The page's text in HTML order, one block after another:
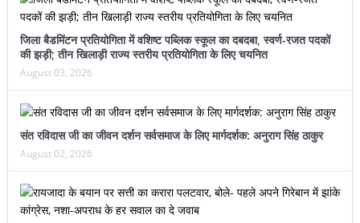
जिला बैडमिंटन प्रतियोगिता में वशिष्ट पब्लिक स्कूल का दबदबा, स्वर्ण-रजत पदकों
की झड़ी; तीन खिलाड़ी राज्य स्तरीय प्रतियोगिता के लिए चयनित
August 03, 2026
संत रविदास जी का जीवन दर्शन सर्वसमाज के लिए मार्गदर्शक: अनुराग सिंह ठाकुर
August 02, 2026